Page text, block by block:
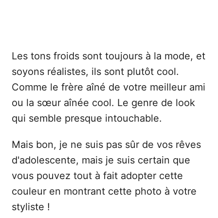
Les tons froids sont toujours à la mode, et
soyons réalistes, ils sont plutôt cool.
Comme le frère aîné de votre meilleur ami
ou la sœur aînée cool. Le genre de look
qui semble presque intouchable.
Mais bon, je ne suis pas sûr de vos rêves
d'adolescente, mais je suis certain que
vous pouvez tout à fait adopter cette
couleur en montrant cette photo à votre
styliste !